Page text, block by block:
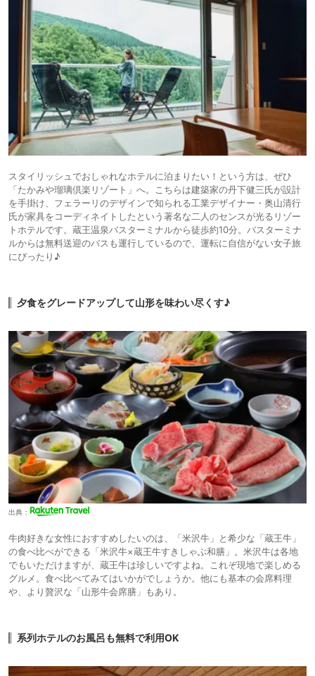
スタイリッシュでおしゃれなホテルに泊まりたい！という方は、ぜひ
「たかみや瑠璃倶楽リゾート」へ。こちらは建築家の丹下健三氏が設計
を手掛け、フェラーリのデザインで知られる工業デザイナー・奥山清行
氏が家具をコーディネイトしたという著名な二人のセンスが光るリゾー
トホテルです。蔵王温泉バスターミナルから徒歩約10分。バスターミナ
ルからは無料送迎のバスも運行しているので、運転に自信がない女子旅
にぴったり♪
夕食をグレードアップして山形を味わい尽くす♪
出典：
牛肉好きな女性におすすめしたいのは、「米沢牛」と希少な「蔵王牛」
の食べ比べができる「米沢牛×蔵王牛すきしゃぶ和膳」。米沢牛は各地
でもいただけますが、蔵王牛は珍しいですよね。これぞ現地で楽しめる
グルメ。食べ比べてみてはいかがでしょうか。他にも基本の会席料理
や、より贅沢な「山形牛会席膳」もあり。
系列ホテルのお風呂も無料で利用OK